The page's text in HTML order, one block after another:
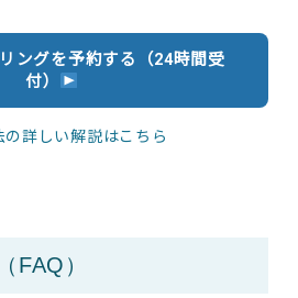
ングを予約する（24時間受
付）
の詳しい解説はこちら
FAQ）